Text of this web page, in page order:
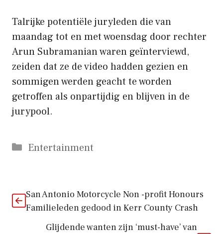
Talrijke potentiële juryleden die van
maandag tot en met woensdag door rechter
Arun Subramanian waren geïnterviewd,
zeiden dat ze de video hadden gezien en
sommigen werden geacht te worden
getroffen als onpartijdig en blijven in de
jurypool.
Categorieën
Entertainment
San Antonio Motorcycle Non -profit Honours
Familieleden gedood in Kerr County Crash
Glijdende wanten zijn ‘must-have’ van